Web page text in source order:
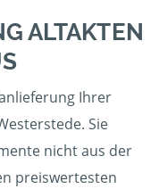
ALTAKTEN
Ihrer
Sie
nicht aus der
preiswertesten